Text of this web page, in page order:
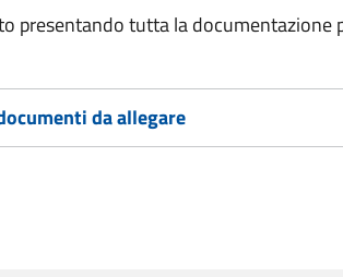
presentando tutta la documentazione
da allegare